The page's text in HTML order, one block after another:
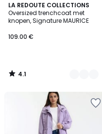
LA REDOUTE COLLECTIONS
Oversized trenchcoat met
knopen, Signature MAURICE
109.00 €
4.1
/ 5
3
Kleuren
4.1
/